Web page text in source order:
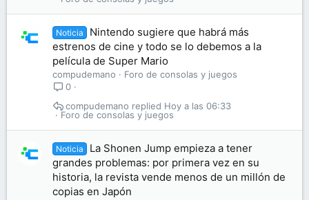
Noticia
Nintendo sugiere que habrá más
estrenos de cine y todo se lo debemos a la
película de Super Mario
compudemano
Foro de consolas y juegos
0
Foro de consolas y juegos
Hoy a las 06:33
compudemano
Noticia
La Shonen Jump empieza a tener
grandes problemas: por primera vez en su
historia, la revista vende menos de un millón de
copias en Japón